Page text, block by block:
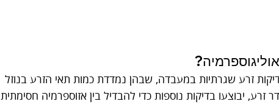
זרע שגרתיות במעבדה, שבהן נמדדת כמות תאי הזרע בנוזל
יבוצעו בדיקות נוספות כדי להבדיל בין אזוספרמיה חסימתית